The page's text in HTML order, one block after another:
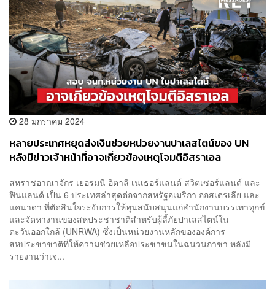
28 มกราคม 2024
หลายประเทศหยุดส่งเงินช่วยหน่วยงานปาเลสไตน์ของ UN
หลังมีข่าวเจ้าหน้าที่อาจเกี่ยวข้องเหตุโจมตีอิสราเอล
สหราชอาณาจักร เยอรมนี อิตาลี เนเธอร์แลนด์ สวิตเซอร์แลนด์ และ
ฟินแลนด์ เป็น 6 ประเทศล่าสุดต่อจากสหรัฐอเมริกา ออสเตรเลีย และ
แคนาดา ที่ตัดสินใจระงับการให้ทุนสนับสนุนแก่สำนักงานบรรเทาทุกข์
และจัดหางานของสหประชาชาติสำหรับผู้ลี้ภัยปาเลสไตน์ใน
ตะวันออกใกล้ (UNRWA) ซึ่งเป็นหน่วยงานหลักขององค์การ
สหประชาชาติที่ให้ความช่วยเหลือประชาชนในฉนวนกาซา หลังมี
รายงานว่าเจ...